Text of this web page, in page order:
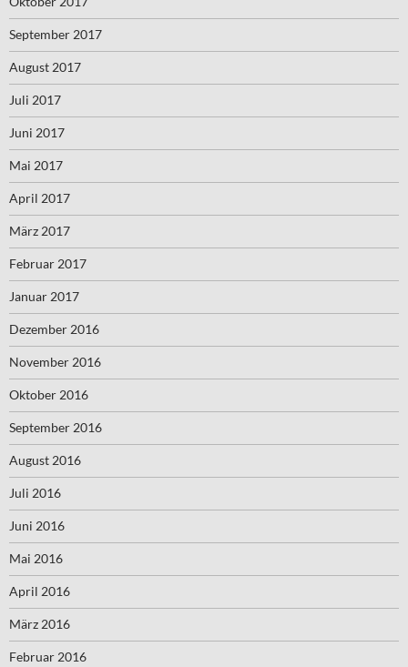
September 2017
August 2017
Juli 2017
Juni 2017
Mai 2017
April 2017
März 2017
Februar 2017
Januar 2017
Dezember 2016
November 2016
Oktober 2016
September 2016
August 2016
Juli 2016
Juni 2016
Mai 2016
April 2016
März 2016
Februar 2016